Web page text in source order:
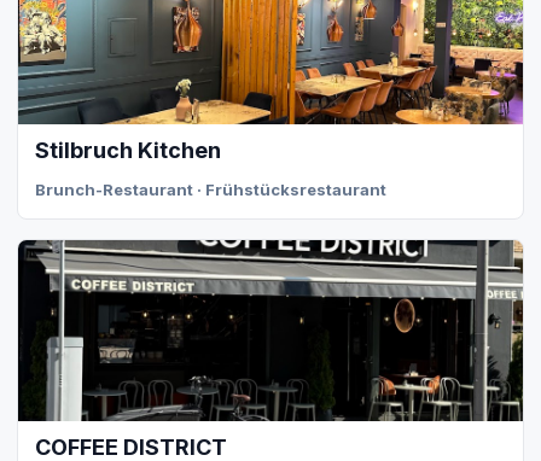
Stilbruch Kitchen
Brunch-Restaurant · Frühstücksrestaurant
COFFEE DISTRICT